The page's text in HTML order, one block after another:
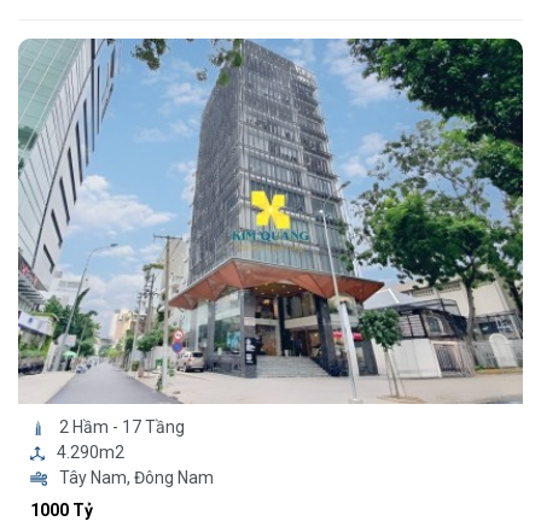
2 Hầm - 17 Tầng
4.290m2
Tây Nam, Đông Nam
1000 Tỷ